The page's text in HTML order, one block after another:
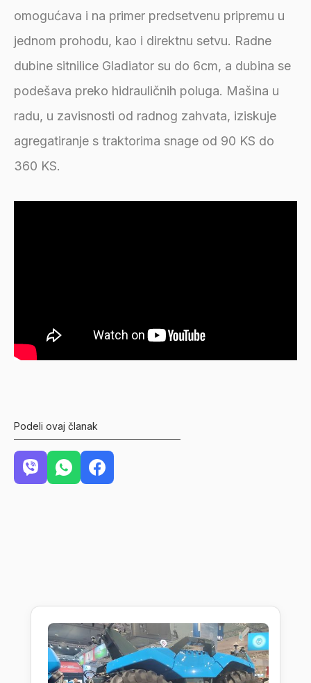
omogućava i na primer predsetvenu pripremu u
jednom prohodu, kao i direktnu setvu. Radne
dubine sitnilice Gladiator su do 6cm, a dubina se
podešava preko hidrauličnih poluga. Mašina u
radu, u zavisnosti od radnog zahvata, iziskuje
agregatiranje s traktorima snage od 90 KS do
360 KS.
Podeli ovaj članak